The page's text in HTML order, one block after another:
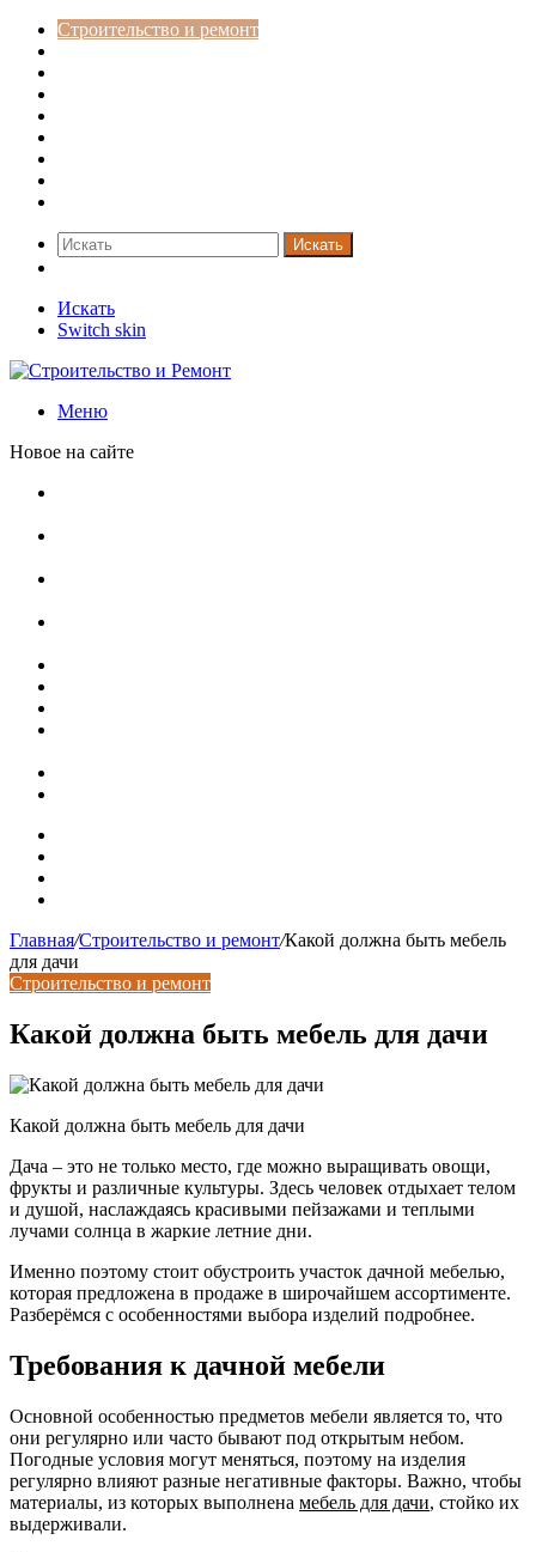
Строительство и ремонт
Искать
Искать
Switch skin
Меню
Новое на сайте
Главная/Строительство и ремонт/Какой должна быть мебель
для дачи
Строительство и ремонт
Какой должна быть мебель для дачи
Какой должна быть мебель для дачи
Дача – это не только место, где можно выращивать овощи,
фрукты и различные культуры. Здесь человек отдыхает телом
и душой, наслаждаясь красивыми пейзажами и теплыми
лучами солнца в жаркие летние дни.
Именно поэтому стоит обустроить участок дачной мебелью,
которая предложена в продаже в широчайшем ассортименте.
Разберёмся с особенностями выбора изделий подробнее.
Требования к дачной мебели
Основной особенностью предметов мебели является то, что
они регулярно или часто бывают под открытым небом.
Погодные условия могут меняться, поэтому на изделия
регулярно влияют разные негативные факторы. Важно, чтобы
материалы, из которых выполнена мебель для дачи, стойко их
выдерживали.